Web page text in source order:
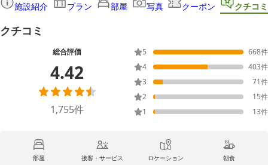
施設紹介 プラン 部屋 写真 クーポン クチコミ
クチコミ
総合評価
4.42
1,755件
5 668件
4
403件
3
71件
2
15件
1
13件
部屋 接客・サービス ロケーション 朝食